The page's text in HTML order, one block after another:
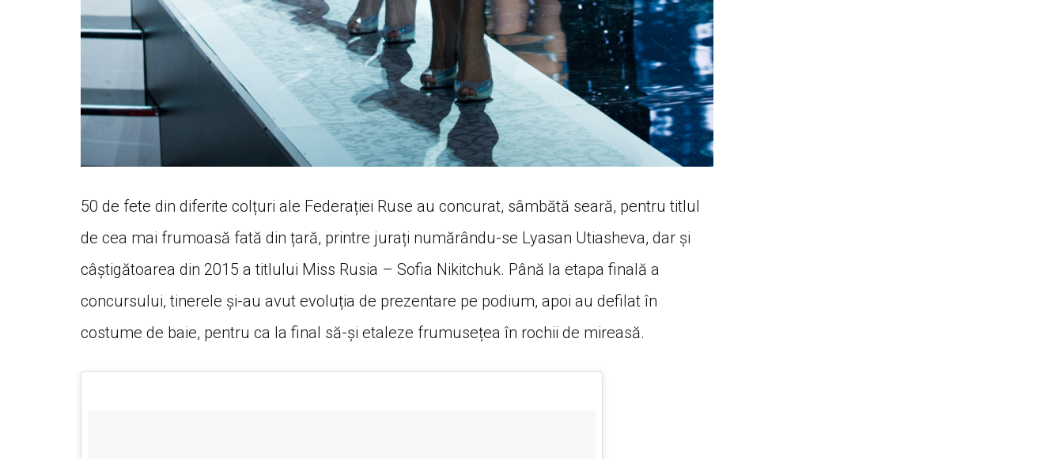
50 de fete din diferite colțuri ale Federației Ruse au concurat, sâmbătă seară, pentru titlul
de cea mai frumoasă fată din țară, printre jurați numărându-se Lyasan Utiasheva, dar și
câștigătoarea din 2015 a titlului Miss Rusia – Sofia Nikitchuk. Până la etapa finală a
concursului, tinerele și-au avut evoluția de prezentare pe podium, apoi au defilat în
costume de baie, pentru ca la final să-și etaleze frumusețea în rochii de mireasă.